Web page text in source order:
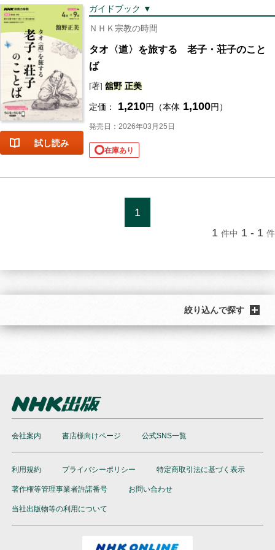
試し読み
ガイドブック ▼
ＮＨＫ宗教の時間
タオ〈道〉を旅する 老子・荘子のこと
ば
[著] 舘野 正美
定価： 1,210円（本体 1,100円）
発売日：2026年03月25日
在庫あり
1
1 件中 1 - 1 件
絞り込んで探す
会社案内 書店様向けページ 公式SNS一覧
利用規約 プライバシーポリシー 特定商取引法に基づく表示
著作権等管理事業者許諾番号 お問い合わせ
当社出版物等の利用について